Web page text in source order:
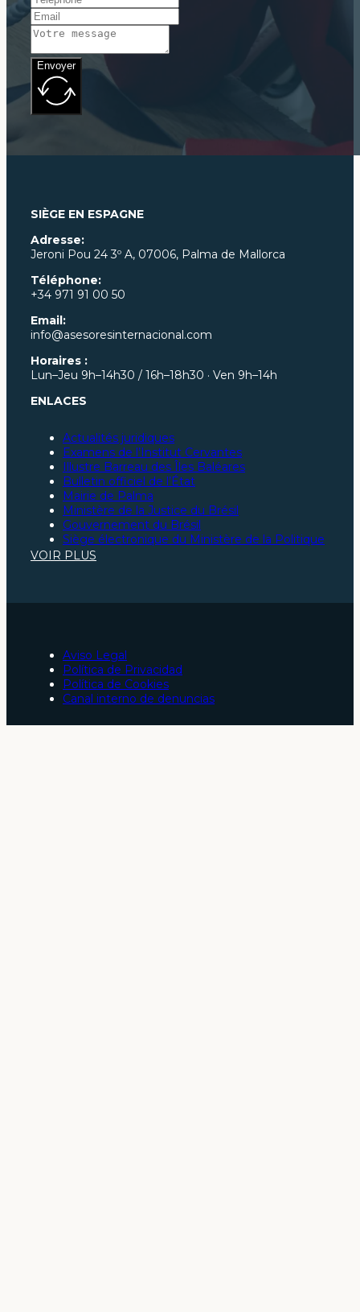
Envoyer
SIÈGE EN ESPAGNE
Adresse:
Jeroni Pou 24 3º A, 07006, Palma de Mallorca
Téléphone:
+34 971 91 00 50
Email:
info@asesoresinternacional.com
Horaires :
Lun–Jeu 9h–14h30 / 16h–18h30 · Ven 9h–14h
ENLACES
Actualités juridiques
Examens de l’Institut Cervantes
Illustre Barreau des Îles Baléares
Bulletin officiel de l’État
Mairie de Palma
Ministère de la Justice du Brésil
Gouvernement du Brésil
Siège électronique du Ministère de la Politique
Illustre Barreau de São Paulo
Illustre Barreau de Saragosse
Avocats pour la procédure de nationalité espagnole
Avocats en accidents de la route à Palma
Avocats à Palma
Collaborateur à São Paulo, Brésil
VOIR PLUS
Aviso Legal
Política de Privacidad
Política de Cookies
Canal interno de denuncias